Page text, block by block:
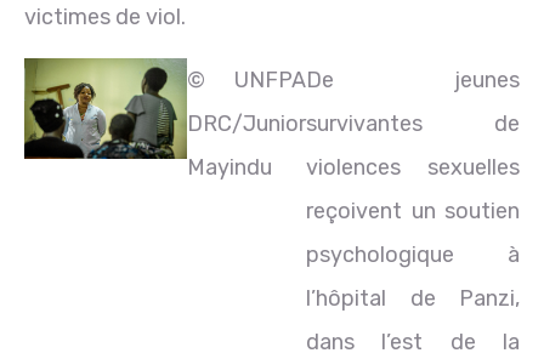
victimes de viol.
© UNFPA
DRC/Junior
Mayindu
De jeunes
survivantes de
violences sexuelles
reçoivent un soutien
psychologique à
l’hôpital de Panzi,
dans l’est de la